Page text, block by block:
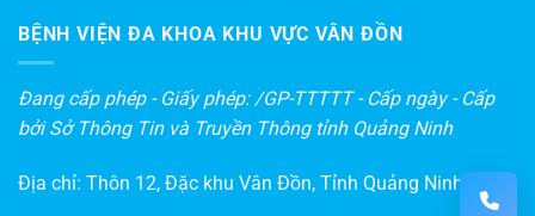
BỆNH VIỆN ĐA KHOA KHU VỰC VÂN ĐỒN
Đang cấp phép - Giấy phép: /GP-TTTTT - Cấp ngày - Cấp
bởi Sở Thông Tin và Truyền Thông tỉnh Quảng Ninh
Địa chỉ: Thôn 12, Đặc khu Vân Đồn, Tỉnh Quảng Ninh